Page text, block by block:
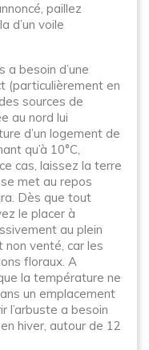
paillez
d’un voile
a besoin d’une
(particulièrement en
sources de
au nord lui
d’un logement de
qu’à 10°C,
cas, laissez la terre
met au repos
Dès que tout
le placer à
au plein
non venté, car les
floraux. A
la température ne
un emplacement
l’arbuste a besoin
hiver, autour de 12